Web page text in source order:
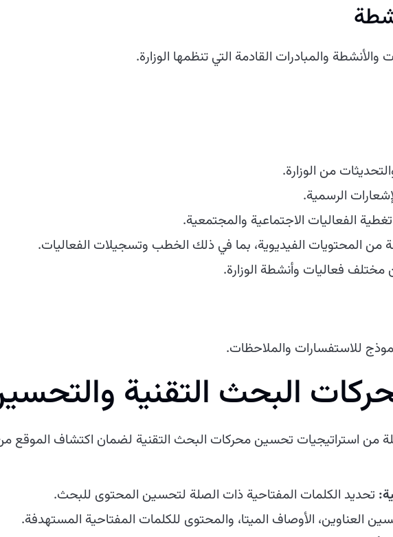
والمبادرات القادمة التي تنظمها الوزارة.
من الوزارة.
الرسمية.
تغطية الفعاليات الاجتماعية والمجتمعية.
من المحتويات الفيديوية، بما في ذلك الخطب وتسجيلات الفعاليات.
فعاليات وأنشطة الوزارة.
للاستفسارات والملاحظات.
البحث التقنية
من استراتيجيات تحسين محركات البحث التقنية لضمان اكتشاف
تحديد الكلمات المفتاحية ذات الصلة لتحسين المحتوى للبحث.
العناوين، الأوصاف الميتا، والمحتوى للكلمات المفتاحية المستهدفة.